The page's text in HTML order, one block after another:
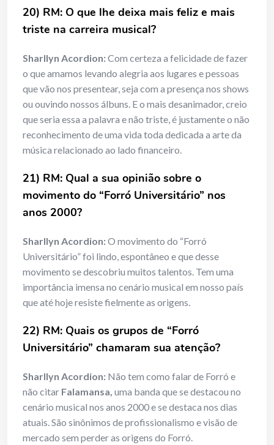
20) RM: O que lhe deixa mais feliz e mais
triste na carreira musical?
Sharllyn Acordion:Com certeza a felicidade de fazer
o que amamos levando alegria aos lugares e pessoas
que vão nos presentear, seja com a presença nos shows
ou ouvindo nossos álbuns. E o mais desanimador, creio
que seria essa a palavra e não triste, é justamente o não
reconhecimento de uma vida toda dedicada a arte da
música relacionado ao lado financeiro.
21) RM: Qual a sua opinião sobre o
movimento do “Forró Universitário” nos
anos 2000?
Sharllyn Acordion:O movimento do “Forró
Universitário” foi lindo, espontâneo e que desse
movimento se descobriu muitos talentos. Tem uma
importância imensa no cenário musical em nosso país
que até hoje resiste fielmente as origens.
22) RM: Quais os grupos de “Forró
Universitário” chamaram sua atenção?
Sharllyn Acordion: Não tem como falar de Forró e
não citar Falamansa, uma banda que se destacou no
cenário musical nos anos 2000 e se destaca nos dias
atuais. São sinônimos de profissionalismo e visão de
mercado sem perder as origens do Forró.